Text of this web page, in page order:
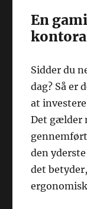
En
Sidder du
dag? Så er
at
Det gælder
den
det